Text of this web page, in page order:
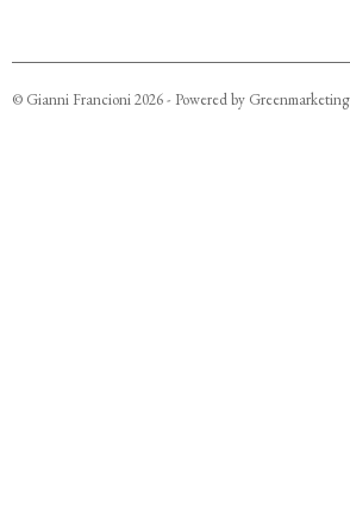
© Gianni Francioni2026- Powered by Greenmarketing